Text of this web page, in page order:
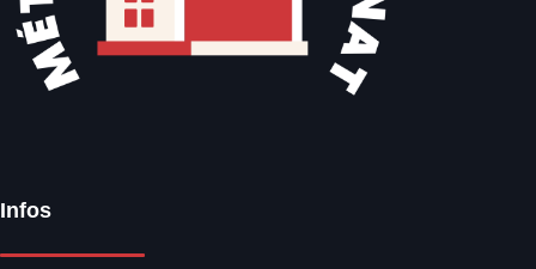
Infos